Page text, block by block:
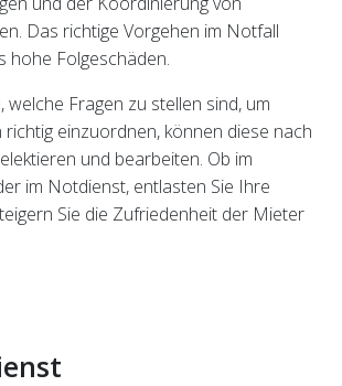
Das richtige Vorgehen im Notfall
hohe Folgeschäden.
welche Fragen zu stellen sind, um
einzuordnen, können diese nach
und bearbeiten. Ob im
im Notdienst, entlasten Sie Ihre
Sie die Zufriedenheit der Mieter